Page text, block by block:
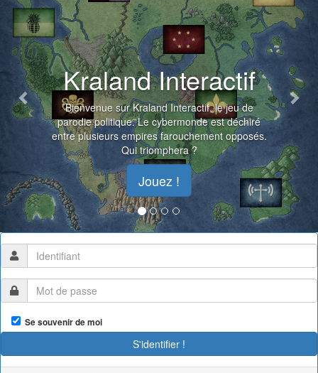
Kraland Interactif
Bienvenue sur Kraland Interactif, le jeu de
parodie politique. Le cybermonde est déchiré
entre plusieurs empires farouchement opposés.
Qui triomphera ?
Jouez !
Se souvenir de moi